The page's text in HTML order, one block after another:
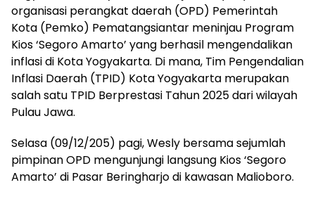
organisasi perangkat daerah (OPD) Pemerintah
Kota (Pemko) Pematangsiantar meninjau Program
Kios ‘Segoro Amarto’ yang berhasil mengendalikan
inflasi di Kota Yogyakarta. Di mana, Tim Pengendalian
Inflasi Daerah (TPID) Kota Yogyakarta merupakan
salah satu TPID Berprestasi Tahun 2025 dari wilayah
Pulau Jawa.
Selasa (09/12/205) pagi, Wesly bersama sejumlah
pimpinan OPD mengunjungi langsung Kios ‘Segoro
Amarto’ di Pasar Beringharjo di kawasan Malioboro.